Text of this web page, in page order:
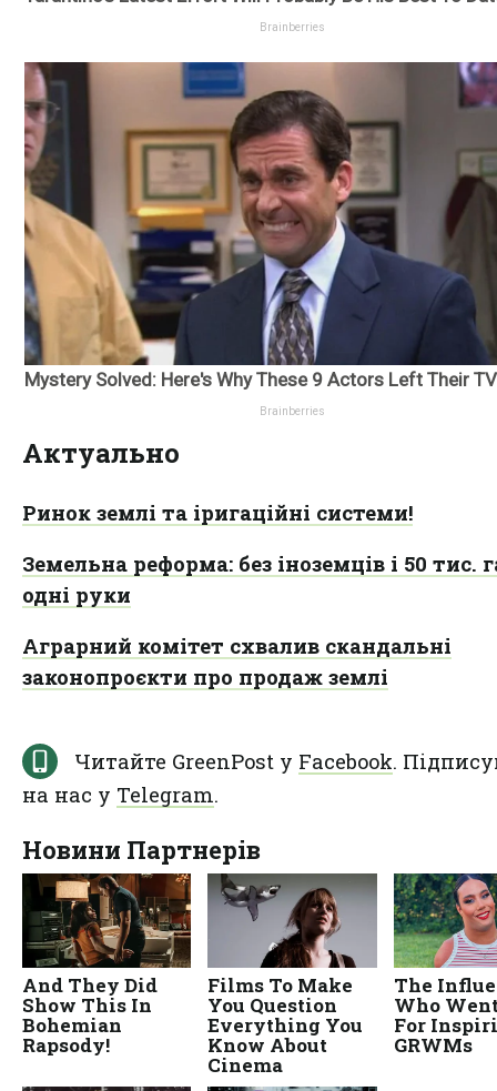
Актуально
Ринок землі та іригаційні системи!
Земельна реформа: без іноземців і 50 тис.
одні руки
Аграрний комітет схвалив скандальні
законопроєкти про продаж землі
Читайте GreenPost у Facebook.
на нас у Telegram.